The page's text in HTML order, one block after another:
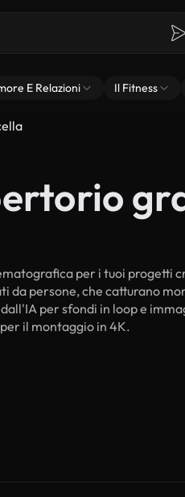
E Relazioni Il Fitness
per i tuoi progetti
da persone, che catturano
per sfondi in loop e
il montaggio in 4K.